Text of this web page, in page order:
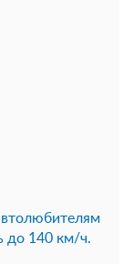
до 140 км/ч.